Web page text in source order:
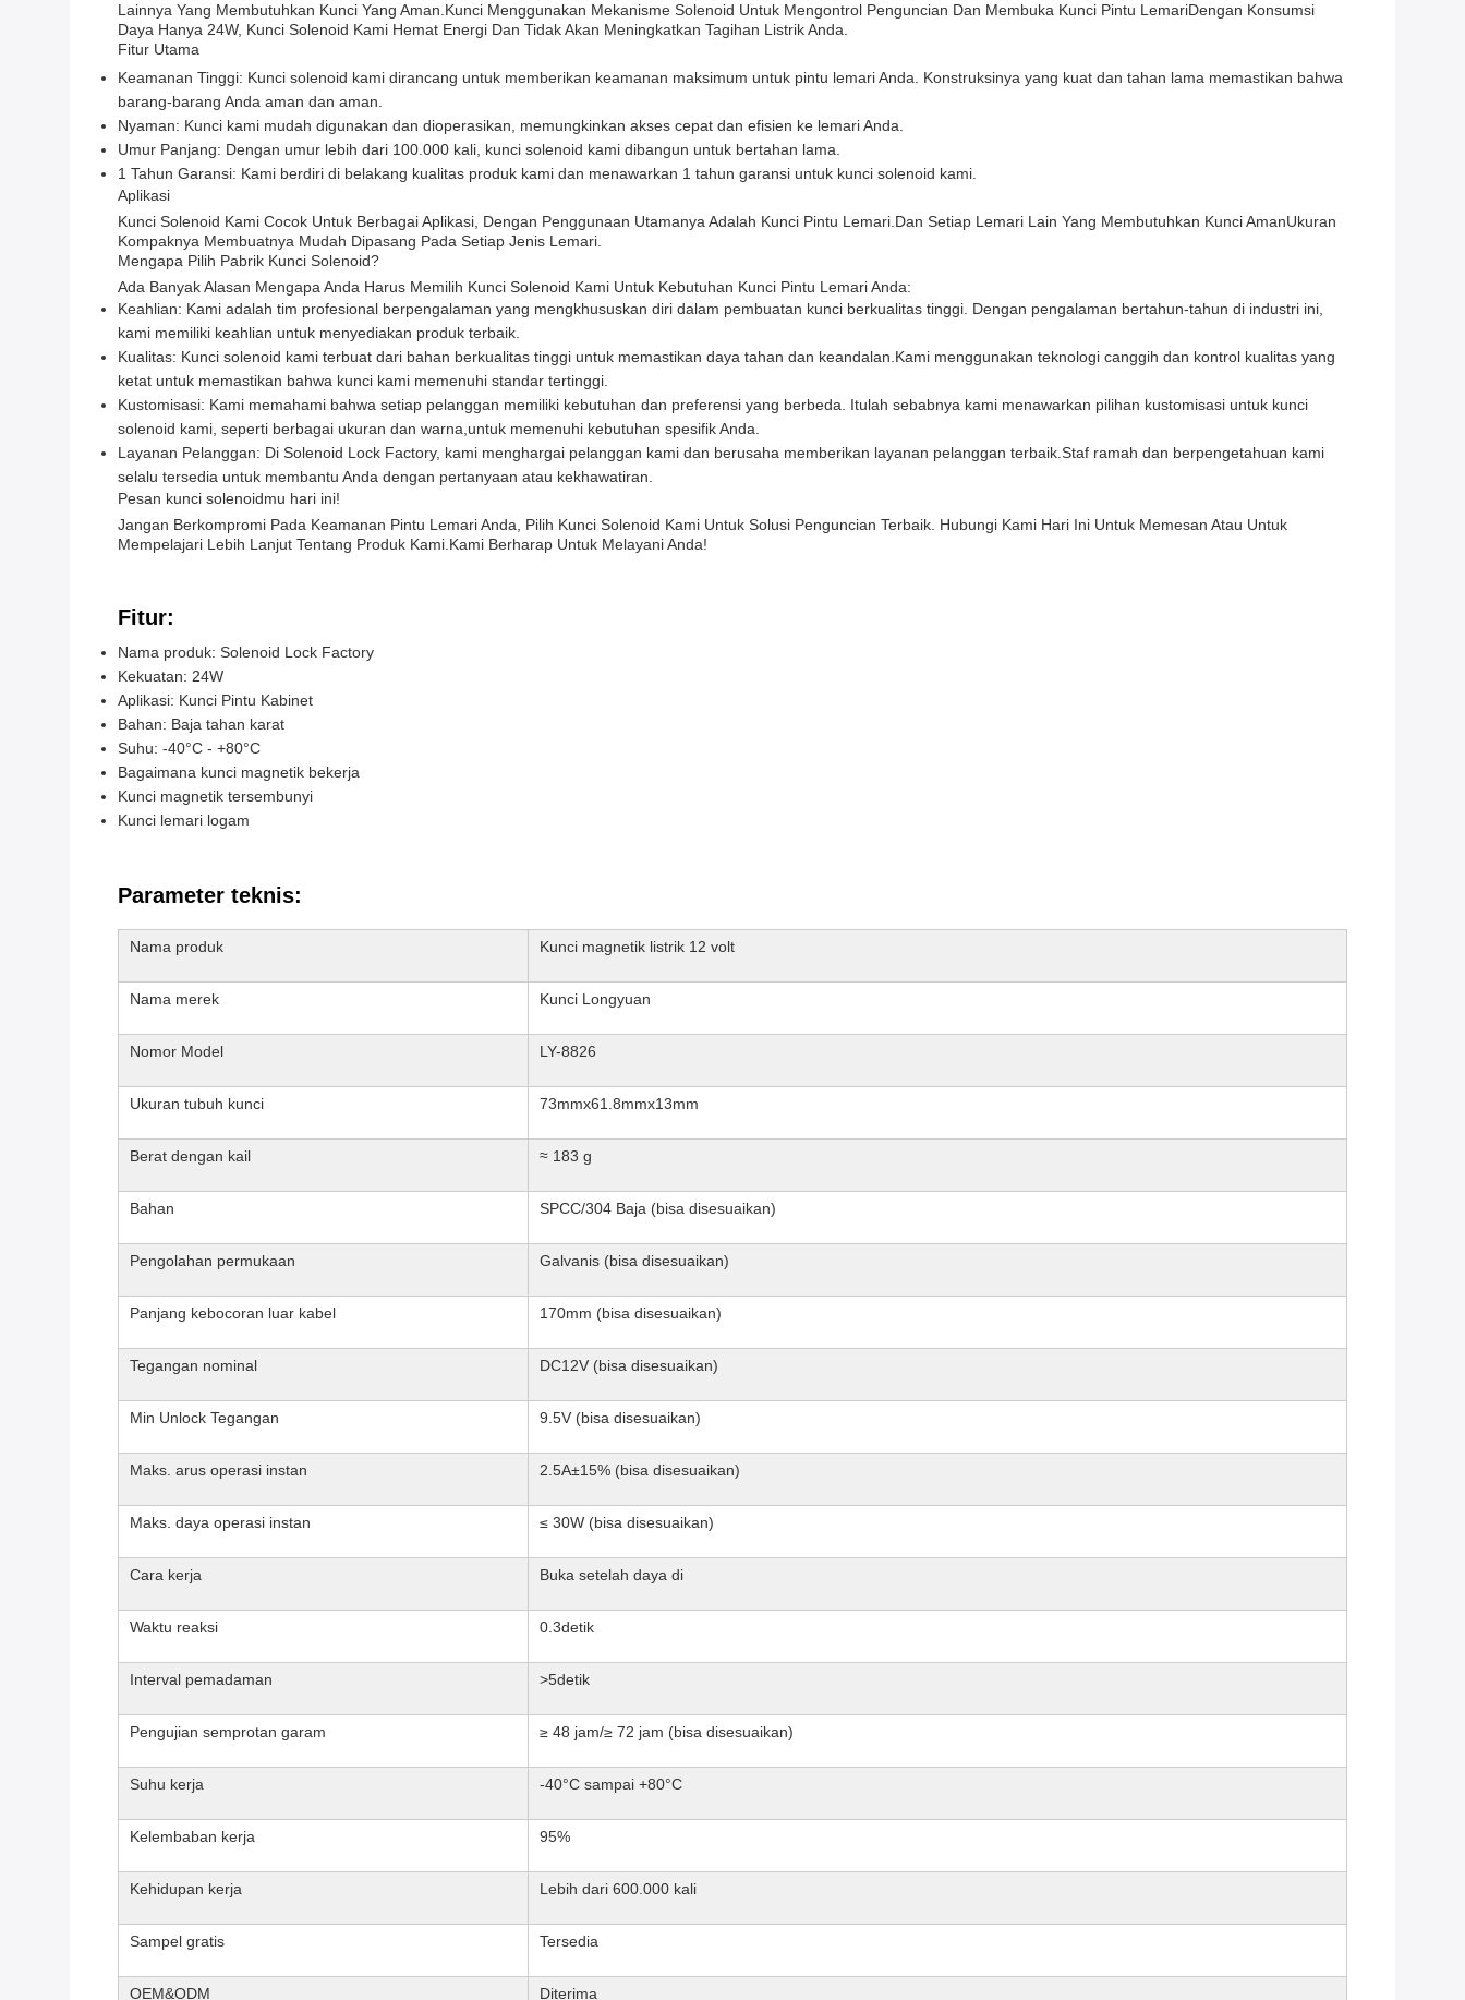
Lainnya Yang Membutuhkan Kunci Yang Aman.Kunci Menggunakan Mekanisme Solenoid Untuk Mengontrol Penguncian Dan Membuka Kunci Pintu LemariDengan Konsumsi
Daya Hanya 24W, Kunci Solenoid Kami Hemat Energi Dan Tidak Akan Meningkatkan Tagihan Listrik Anda.
Fitur Utama
Keamanan Tinggi: Kunci solenoid kami dirancang untuk memberikan keamanan maksimum untuk pintu lemari Anda. Konstruksinya yang kuat dan tahan lama memastikan bahwa
barang-barang Anda aman dan aman.
Nyaman: Kunci kami mudah digunakan dan dioperasikan, memungkinkan akses cepat dan efisien ke lemari Anda.
Umur Panjang: Dengan umur lebih dari 100.000 kali, kunci solenoid kami dibangun untuk bertahan lama.
1 Tahun Garansi: Kami berdiri di belakang kualitas produk kami dan menawarkan 1 tahun garansi untuk kunci solenoid kami.
Aplikasi
Kunci Solenoid Kami Cocok Untuk Berbagai Aplikasi, Dengan Penggunaan Utamanya Adalah Kunci Pintu Lemari.dan Setiap Lemari Lain Yang Membutuhkan Kunci AmanUkuran
Kompaknya Membuatnya Mudah Dipasang Pada Setiap Jenis Lemari.
Mengapa Pilih Pabrik Kunci Solenoid?
Ada Banyak Alasan Mengapa Anda Harus Memilih Kunci Solenoid Kami Untuk Kebutuhan Kunci Pintu Lemari Anda:
Keahlian: Kami adalah tim profesional berpengalaman yang mengkhususkan diri dalam pembuatan kunci berkualitas tinggi. Dengan pengalaman bertahun-tahun di industri ini,
kami memiliki keahlian untuk menyediakan produk terbaik.
Kualitas: Kunci solenoid kami terbuat dari bahan berkualitas tinggi untuk memastikan daya tahan dan keandalan.Kami menggunakan teknologi canggih dan kontrol kualitas yang
ketat untuk memastikan bahwa kunci kami memenuhi standar tertinggi.
Kustomisasi: Kami memahami bahwa setiap pelanggan memiliki kebutuhan dan preferensi yang berbeda. Itulah sebabnya kami menawarkan pilihan kustomisasi untuk kunci
solenoid kami, seperti berbagai ukuran dan warna,untuk memenuhi kebutuhan spesifik Anda.
Layanan Pelanggan: Di Solenoid Lock Factory, kami menghargai pelanggan kami dan berusaha memberikan layanan pelanggan terbaik.Staf ramah dan berpengetahuan kami
selalu tersedia untuk membantu Anda dengan pertanyaan atau kekhawatiran.
Pesan kunci solenoidmu hari ini!
Jangan Berkompromi Pada Keamanan Pintu Lemari Anda, Pilih Kunci Solenoid Kami Untuk Solusi Penguncian Terbaik. Hubungi Kami Hari Ini Untuk Memesan Atau Untuk
Mempelajari Lebih Lanjut Tentang Produk Kami.Kami Berharap Untuk Melayani Anda!
Fitur:
Nama produk: Solenoid Lock Factory
Kekuatan: 24W
Aplikasi: Kunci Pintu Kabinet
Bahan: Baja tahan karat
Suhu: -40°C - +80°C
Bagaimana kunci magnetik bekerja
Kunci magnetik tersembunyi
Kunci lemari logam
Parameter teknis:
Nama produk Kunci magnetik listrik 12 volt
Nama merek Kunci Longyuan
Nomor Model LY-8826
Ukuran tubuh kunci 73mmx61.8mmx13mm
Berat dengan kail ≈ 183 g
Bahan SPCC/304 Baja (bisa disesuaikan)
Pengolahan permukaan Galvanis (bisa disesuaikan)
Panjang kebocoran luar kabel 170mm (bisa disesuaikan)
Tegangan nominal DC12V (bisa disesuaikan)
Min Unlock Tegangan 9.5V (bisa disesuaikan)
Maks. arus operasi instan 2.5A±15% (bisa disesuaikan)
Maks. daya operasi instan ≤ 30W (bisa disesuaikan)
Cara kerja Buka setelah daya di
Waktu reaksi 0.3detik
Interval pemadaman >5detik
Pengujian semprotan garam ≥ 48 jam/≥ 72 jam (bisa disesuaikan)
Suhu kerja -40°C sampai +80°C
Kelembaban kerja 95%
Kehidupan kerja Lebih dari 600.000 kali
Sampel gratis Tersedia
OEM&ODM Diterima